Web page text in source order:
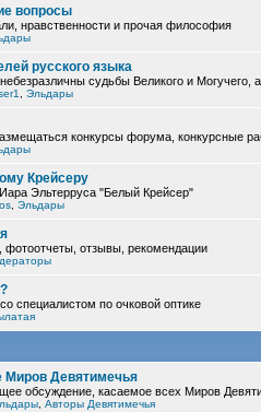
вопросы
нравственности и прочая философия
русского языка
судьбы Великого и Могучего,
Эльдары
конкурсы форума, конкурсные
Крейсеру
Иара Эльтерруса "Белый Крейсер"
Эльдары
фотоотчеты, отзывы, рекомендации
специалистом по очковой оптике
Миров Девятимечья
обсуждение, касаемое всех Миров
Авторы Девятимечья